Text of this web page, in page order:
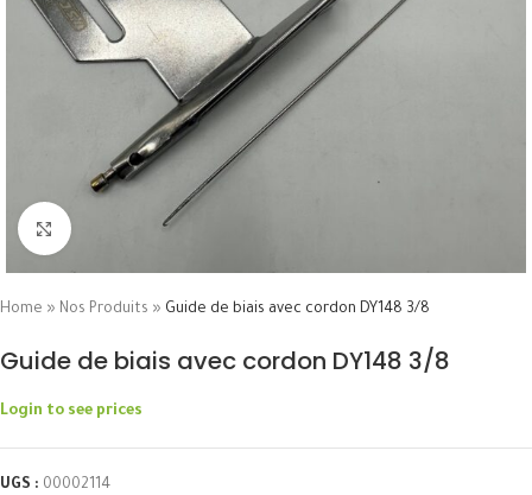
Click to enlarge
Home » Nos Produits » Guide de biais avec cordon DY148 3/8
Guide de biais avec cordon DY148 3/8
Login to see prices
UGS : 00002114